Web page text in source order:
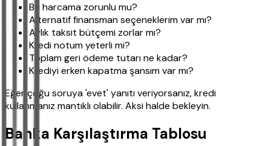
Bu harcama zorunlu mu?
Alternatif finansman seçeneklerim var mı?
Aylık taksit bütçemi zorlar mı?
Kredi notum yeterli mi?
Toplam geri ödeme tutarı ne kadar?
Krediyi erken kapatma şansım var mı?
Eğer çoğu soruya 'evet' yanıtı veriyorsanız, kredi
kullanmanız mantıklı olabilir. Aksi halde bekleyin.
Banka Karşılaştırma Tablosu